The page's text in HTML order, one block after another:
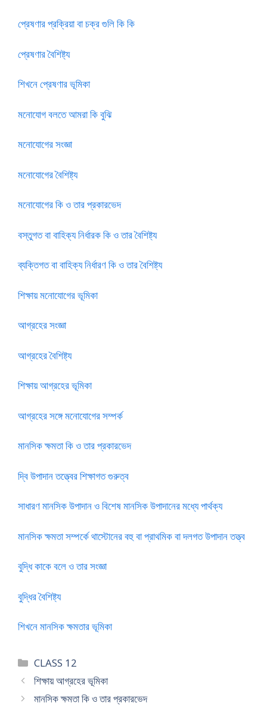
প্রেষণার প্রক্রিয়া বা চক্র গুলি কি কি
প্রেষণার বৈশিষ্ট্য
শিখনে প্রেষণার ভূমিকা
মনোযোগ বলতে আমরা কি বুঝি
মনোযোগের সংজ্ঞা
মনোযোগের বৈশিষ্ট্য
মনোযোগের কি ও তার প্রকারভেদ
বস্তুগত বা বাহিক্য নির্ধারক কি ও তার বৈশিষ্ট্য
ব্যক্তিগত বা বাহিক্য নির্ধারণ কি ও তার বৈশিষ্ট্য
শিক্ষায় মনোযোগের ভূমিকা
আগ্রহের সংজ্ঞা
আগ্রহের বৈশিষ্ট্য
শিক্ষায় আগ্রহের ভূমিকা
আগ্রহের সঙ্গে মনোযোগের সম্পর্ক
মানসিক ক্ষমতা কি ও তার প্রকারভেদ
দ্বি উপাদান তত্ত্বের শিক্ষাগত গুরুত্ব
সাধারণ মানসিক উপাদান ও বিশেষ মানসিক উপাদানের মধ্যে পার্থক্য
মানসিক ক্ষমতা সম্পর্কে থাস্টোনের বহু বা প্রাথমিক বা দলগত উপাদান তত্ত্ব
বুদ্ধি কাকে বলে ও তার সংজ্ঞা
বুদ্ধির বৈশিষ্ট্য
শিখনে মানসিক ক্ষমতার ভূমিকা
Categories
CLASS 12
শিক্ষায় আগ্রহের ভূমিকা
মানসিক ক্ষমতা কি ও তার প্রকারভেদ